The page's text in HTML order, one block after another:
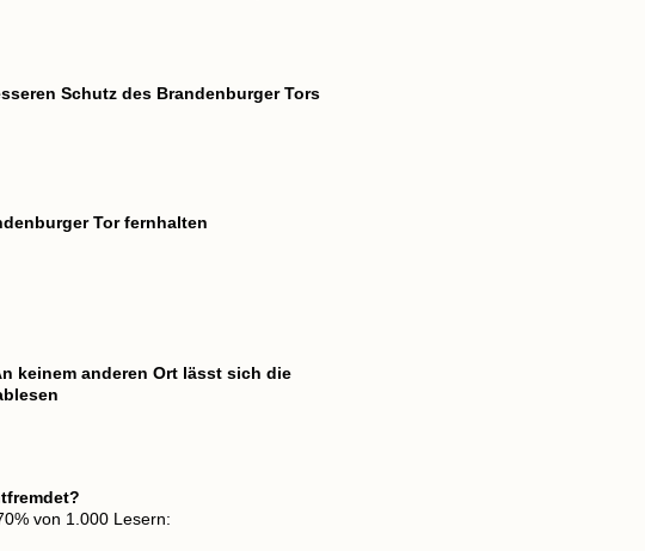
Schutz des Brandenburger Tors
Tor fernhalten
keinem anderen Ort lässt sich die
von 1.000 Lesern: